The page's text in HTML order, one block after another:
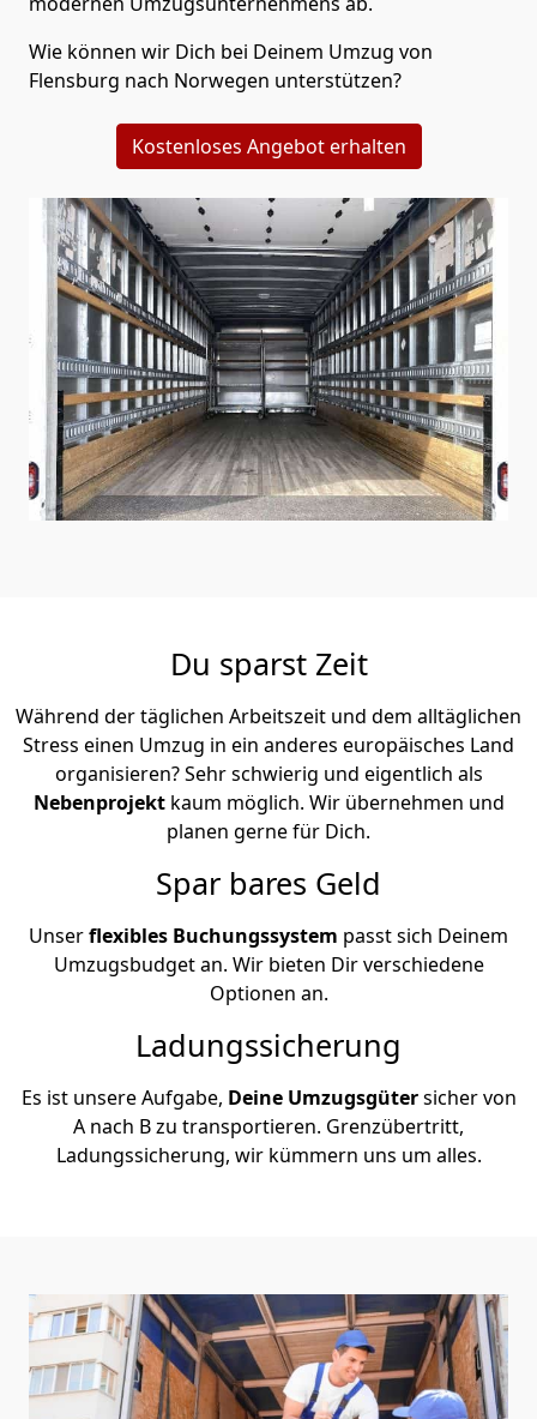
Wie können wir Dich bei Deinem Umzug von
Flensburg nach Norwegen unterstützen?
Kostenloses Angebot erhalten
Du sparst Zeit
Während der täglichen Arbeitszeit und dem alltäglichen
Stress einen Umzug in ein anderes europäisches Land
organisieren? Sehr schwierig und eigentlich als
Nebenprojekt kaum möglich. Wir übernehmen und
planen gerne für Dich.
Spar bares Geld
Unserflexibles Buchungssystem passt sich Deinem
Umzugsbudget an. Wir bieten Dir verschiedene
Optionen an.
Ladungssicherung
Es ist unsere Aufgabe, Deine Umzugsgütersicher von
A nach B zu transportieren. Grenzübertritt,
Ladungssicherung, wir kümmern uns um alles.